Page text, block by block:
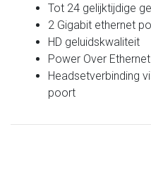
Tot 24 gelijktijdige
2 Gigabit ethernet
HD geluidskwaliteit
Power Over Ethernet
Headsetverbinding
poort